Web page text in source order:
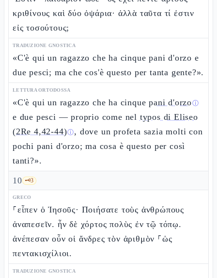
κριθίνους καὶ δύο ὀψάρια· ἀλλὰ ταῦτα τί ἐστιν
εἰς τοσούτους;
TRADUZIONE GNOSTICA
«C'è qui un ragazzo che ha cinque pani d'orzo e
due pesci; ma che cos'è questo per tanta gente?».
LETTURA ORTODOSSA
«C'è qui un ragazzo che ha cinquepani d'orzoⓘ
e due pesci — proprio come nel typos di Eliseo
(2Re 4,42-44)ⓘ, dove un profeta sazia molti con
pochi pani d'orzo; ma cosa è questo per così
tanti?».
10 🗝️3
GRECO
⸀εἶπεν ὁ Ἰησοῦς· Ποιήσατε τοὺς ἀνθρώπους
ἀναπεσεῖν. ἦν δὲ χόρτος πολὺς ἐν τῷ τόπῳ.
ἀνέπεσαν οὖν οἱ ἄνδρες τὸν ἀριθμὸν ⸀ὡς
πεντακισχίλιοι.
TRADUZIONE GNOSTICA